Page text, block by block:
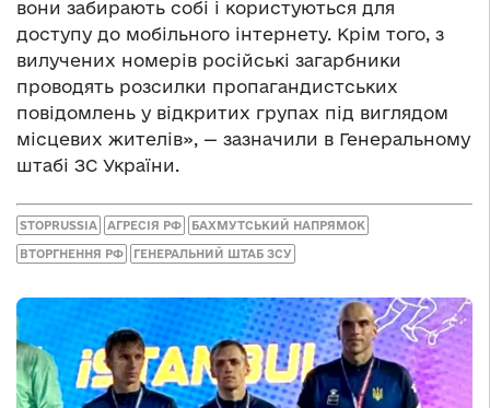
вони забирають собі і користуються для
доступу до мобільного інтернету. Крім того, з
вилучених номерів російські загарбники
проводять розсилки пропагандистських
повідомлень у відкритих групах під виглядом
місцевих жителів», — зазначили в Генеральному
штабі ЗС України.
STOPRUSSIA АГРЕСІЯ РФ БАХМУТСЬКИЙ НАПРЯМОК
ВТОРГНЕННЯ РФ ГЕНЕРАЛЬНИЙ ШТАБ ЗСУ